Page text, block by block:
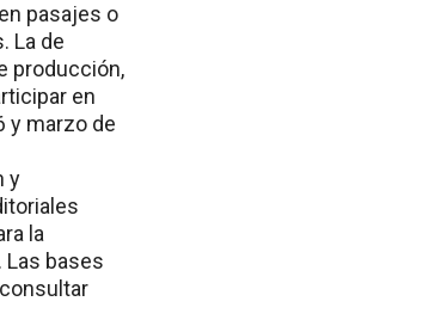
pasajes o
La de
producción,
en
y marzo de
y
la
bases